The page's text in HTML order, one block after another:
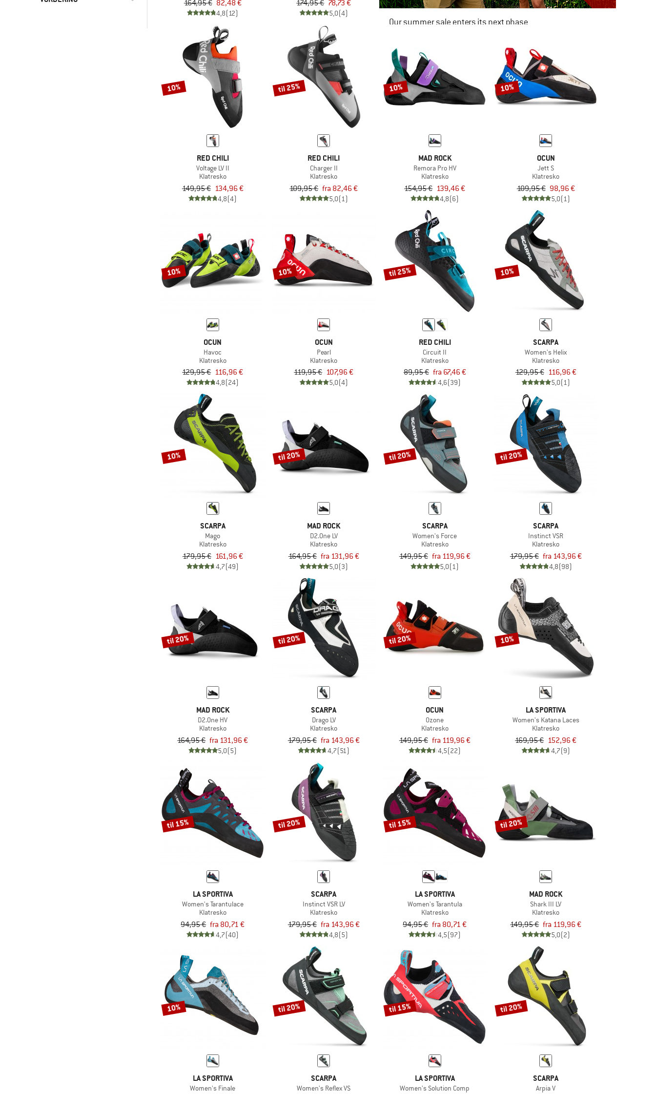
164,95 € 82,48 €
4,8(12)
174,95 € 78,73 €
5,0(4)
Our summer sale enters its next phase
TO THE SALE
10%
RED CHILI
Voltage LV II
Klatresko
149,95 € 134,96 €
4,8(4)
til 25%
RED CHILI
Charger II
Klatresko
109,95 € fra 82,46 €
5,0(1)
10%
MAD ROCK
Remora Pro HV
Klatresko
154,95 € 139,46 €
4,8(6)
10%
OCUN
Jett S
Klatresko
109,95 € 98,96 €
5,0(1)
10%
OCUN
Havoc
Klatresko
129,95 € 116,96 €
4,8(24)
10%
OCUN
Pearl
Klatresko
119,95 € 107,96 €
5,0(4)
til 25%
RED CHILI
Circuit II
Klatresko
89,95 € fra 67,46 €
4,6(39)
10%
SCARPA
Women's Helix
Klatresko
129,95 € 116,96 €
5,0(1)
10%
SCARPA
Mago
Klatresko
179,95 € 161,96 €
4,7(49)
til 20%
MAD ROCK
D2.One LV
Klatresko
164,95 € fra 131,96 €
5,0(3)
til 20%
SCARPA
Women's Force
Klatresko
149,95 € fra 119,96 €
5,0(1)
til 20%
SCARPA
Instinct VSR
Klatresko
179,95 € fra 143,96 €
4,8(98)
til 20%
MAD ROCK
D2.One HV
Klatresko
164,95 € fra 131,96 €
5,0(5)
til 20%
SCARPA
Drago LV
Klatresko
179,95 € fra 143,96 €
4,7(51)
til 20%
OCUN
Ozone
Klatresko
149,95 € fra 119,96 €
4,5(22)
10%
LA SPORTIVA
Women's Katana Laces
Klatresko
169,95 € 152,96 €
4,7(9)
til 15%
LA SPORTIVA
Women's Tarantulace
Klatresko
94,95 € fra 80,71 €
4,7(40)
til 20%
SCARPA
Instinct VSR LV
Klatresko
179,95 € fra 143,96 €
4,8(5)
til 15%
LA SPORTIVA
Women's Tarantula
Klatresko
94,95 € fra 80,71 €
4,5(97)
til 20%
MAD ROCK
Shark III LV
Klatresko
149,95 € fra 119,96 €
5,0(2)
10%
LA SPORTIVA
Women's Finale
til 20%
SCARPA
Women's Reflex VS
til 15%
LA SPORTIVA
Women's Solution Comp
til 20%
SCARPA
Arpia V